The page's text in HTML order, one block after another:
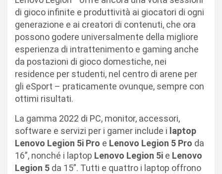
di gioco infinite e produttività ai giocatori di ogni
generazione e ai creatori di contenuti, che ora
possono godere universalmente della migliore
esperienza di intrattenimento e gaming anche
da postazioni di gioco domestiche, nei
residence per studenti, nel centro di arene per
gli eSport – praticamente ovunque, sempre con
ottimi risultati.
La gamma 2022 di PC, monitor, accessori,
software e servizi per i gamer include i laptop
Lenovo Legion 5i Pro e Lenovo Legion 5 Pro da
16”, nonché i laptop Lenovo Legion 5i e Lenovo
Legion 5 da 15”. Tutti e quattro i laptop offrono